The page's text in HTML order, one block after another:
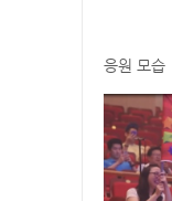
응원 모습